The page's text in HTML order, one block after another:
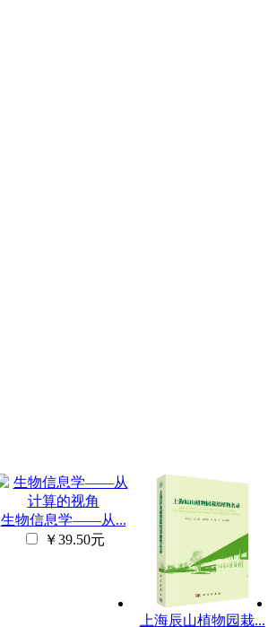
生物信息学――从...
￥39.50元
上海辰山植物园栽...